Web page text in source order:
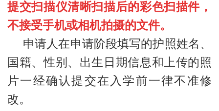
提交扫描仪清晰扫描后的彩色扫描件，
不接受手机或相机拍摄的文件。
申请人在申请阶段填写的护照姓名、
国籍、性别、出生日期信息和上传的照
片一经确认提交在入学前一律不准修
改。